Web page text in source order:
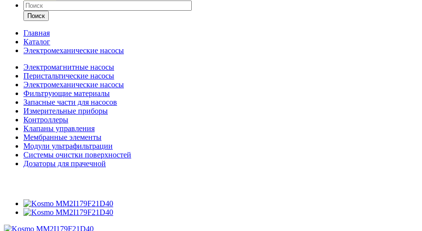
Поиск
Главная
Каталог
Электромеханические насосы
Электромагнитные насосы
Перистальтические насосы
Электромеханические насосы
Фильтрующие материалы
Запасные части для насосов
Измерительные приборы
Контроллеры
Клапаны управления
Мембранные элементы
Модули ультрафильтрации
Системы очистки поверхностей
Дозаторы для прачечной